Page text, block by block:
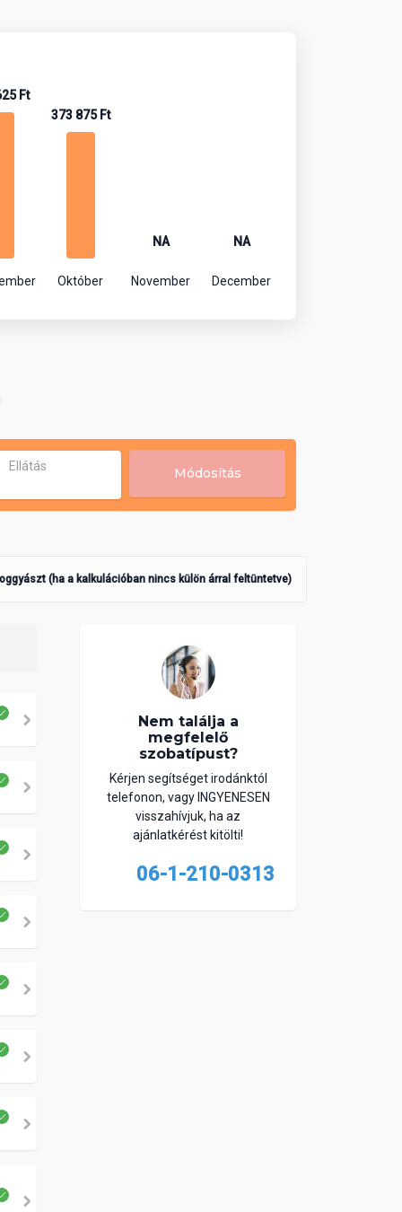
Ft
373 875 Ft
Október
NA
November
NA
December
Ellátás Módosítás
(ha a kalkulációban nincs külön árral feltüntetve)
Nem találja a
megfelelő
szobatípust?
Kérjen segítséget irodánktól
telefonon, vagy INGYENESEN
visszahívjuk, ha az
ajánlatkérést kitölti!
06-1-210-0313